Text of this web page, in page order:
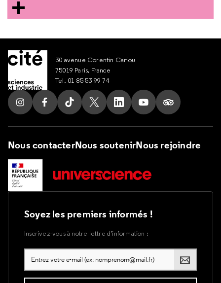
30 avenue Corentin Cariou
75019 Paris, France
Tel. 01 85 53 99 74
Suivez nous sur Instagram
Suivez nous sur Facebook
Suivez nous sur Tik Tok
Suivez nous sur X
Suivez nous sur LinkedIn
Suivez nous sur
Suivez nous
Nous contacterNous soutenirNous rejoindre
Soyez les premiers informés !
Inscrivez-vous à notre lettre d’information :